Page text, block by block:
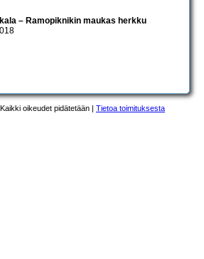
– Ramopiknikin maukas herkku
oikeudet pidätetään | Tietoa toimituksesta